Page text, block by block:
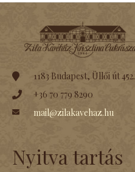
1183 Budapest, Üllői út 452.
+36 70 779 8290
mail@zilakavehaz.hu
Nyitva tartás